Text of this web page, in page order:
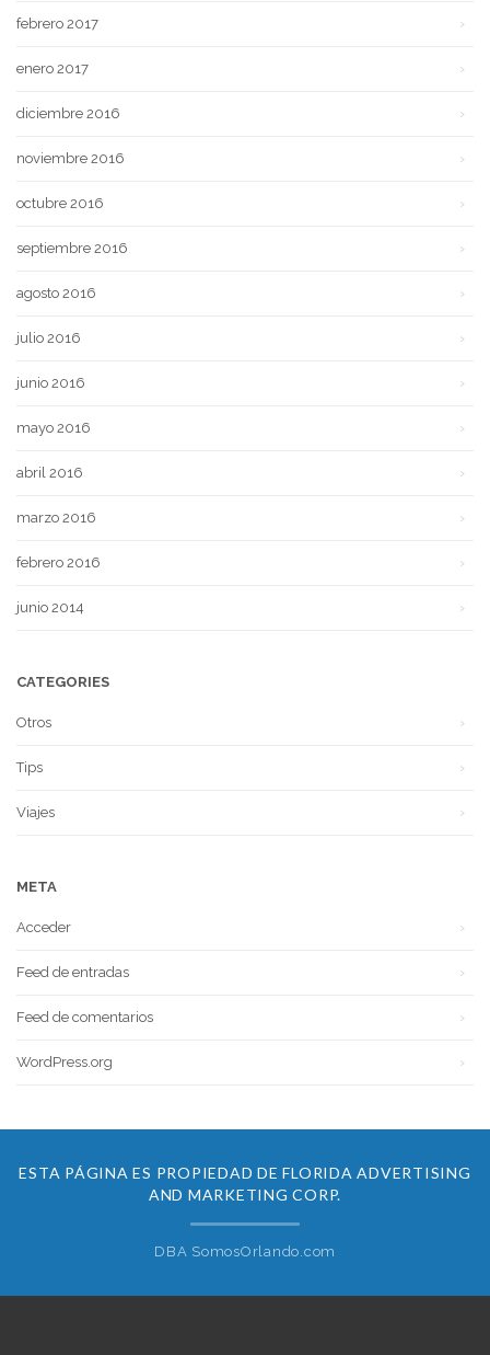
febrero 2017
enero 2017
diciembre 2016
noviembre 2016
octubre 2016
septiembre 2016
agosto 2016
julio 2016
junio 2016
mayo 2016
abril 2016
marzo 2016
febrero 2016
junio 2014
CATEGORIES
Otros
Tips
Viajes
META
Acceder
Feed de entradas
Feed de comentarios
WordPress.org
ESTA PÁGINA ES PROPIEDAD DE FLORIDA ADVERTISING
AND MARKETING CORP.
DBA SomosOrlando.com